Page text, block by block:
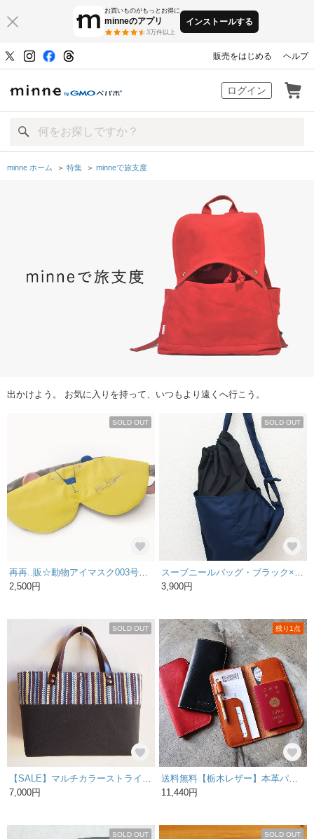
お買いものがもっとお得に
minneのアプリ
3万件以上
インストールする
販売をはじめる ヘルプ
ログイン
minne ホーム ＞ 特集 ＞ minneで旅支度
出かけよう。 お気に入りを持って、いつもより遠くへ行こう。
SOLD OUT
2,500円
SOLD OUT
3,900円
SOLD OUT
7,000円
残り1点
11,440円
SOLD OUT SOLD OUT